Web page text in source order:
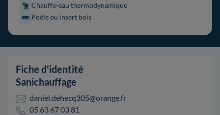
Chauffe-eau thermodynamique
Poêle ou insert bois
Fiche d'identité
Sanichauffage
daniel.dehecq305@orange.fr
05 63 67 03 81